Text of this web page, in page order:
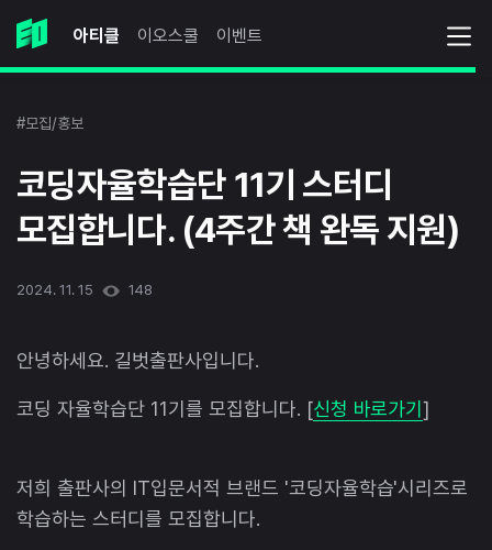
아티클 이오스쿨 이벤트
#모집/홍보
코딩자율학습단 11기 스터디
모집합니다. (4주간 책 완독 지원)
2024. 11. 15 148
안녕하세요. 길벗출판사입니다.
코딩 자율학습단 11기를 모집합니다. [신청 바로가기]
저희 출판사의 IT입문서적 브랜드 '코딩자율학습'시리즈로
학습하는 스터디를 모집합니다.